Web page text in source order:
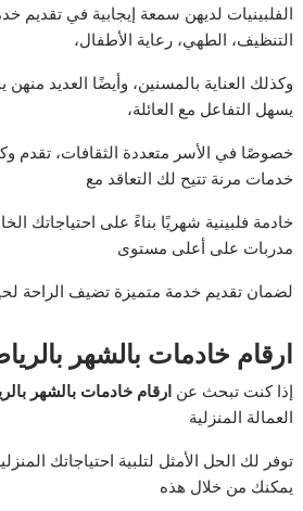
الفلبينيات لديهن سمعة إيجابية في تقديم
التنظيف، الطهي، رعاية الأطفال،
وكذلك العناية بالمسنين، وأيضًا العديد منهن
يسهل التفاعل مع العائلة،
خصوصًا في الأسر متعددة الثقافات، تقدم
خدمات مرنة تتيح لك التعاقد مع
خادمة فلبينية شهريًا بناءً على احتياجاتك
مدربات على أعلى مستوى
لضمان تقديم خدمة متميزة تضيف الراحة
ارقام خادمات بالشهر
إذا كنت تبحث عنارقام خادمات بالشهر
العمالة المنزلية
توفر لك الحل الأمثل لتلبية احتياجاتك
يمكنك من خلال هذه